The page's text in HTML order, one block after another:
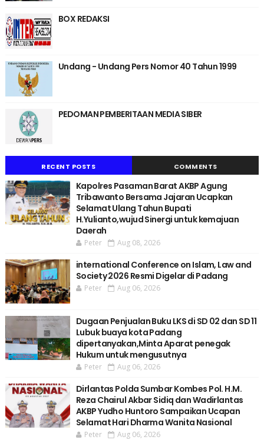
BOX REDAKSI
Undang - Undang Pers Nomor 40 Tahun 1999
PEDOMAN PEMBERITAAN MEDIA SIBER
RECENT POSTS COMMENTS
Kapolres Pasaman Barat AKBP Agung
Tribawanto Bersama Jajaran Ucapkan
Selamat Ulang Tahun Bupati
H.Yulianto,wujud Sinergi untuk kemajuan
Daerah
Peter Aug 08, 2026
international Conference on Islam, Law and
Society 2026 Resmi Digelar di Padang
Peter Aug 06, 2026
Dugaan Penjualan Buku LKS di SD 02 dan SD 11
Lubuk buaya kota Padang
dipertanyakan,Minta Aparat penegak
Hukum untuk mengusutnya
Peter Aug 06, 2026
Dirlantas Polda Sumbar Kombes Pol. H.M.
Reza Chairul Akbar Sidiq dan Wadirlantas
AKBP Yudho Huntoro Sampaikan Ucapan
Selamat Hari Dharma Wanita Nasional
Peter Aug 06, 2026